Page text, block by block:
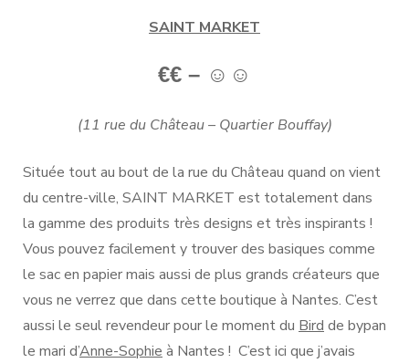
SAINT MARKET
€€ – ☺☺
(11 rue du Château – Quartier Bouffay)
Située tout au bout de la rue du Château quand on vient
du centre-ville, SAINT MARKET est totalement dans
la gamme des produits très designs et très inspirants !
Vous pouvez facilement y trouver des basiques comme
le sac en papier mais aussi de plus grands créateurs que
vous ne verrez que dans cette boutique à Nantes. C’est
aussi le seul revendeur pour le moment du Bird de bypan
le mari d’Anne-Sophie à Nantes ! C’est ici que j’avais